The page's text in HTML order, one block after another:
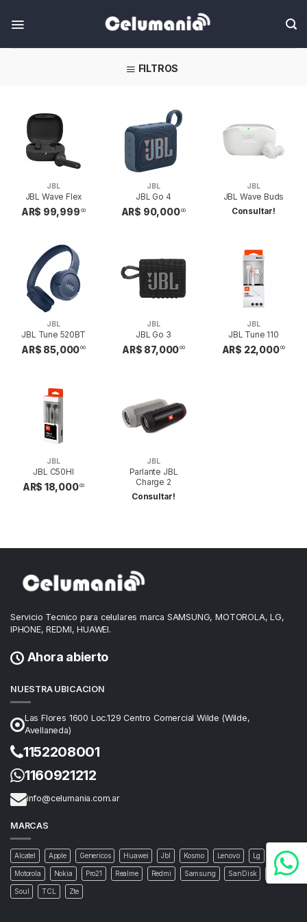
FILTROS
JBL
JBL Wave Flex
AR$ 99,999 00
JBL
JBL Go 4
AR$ 90,00000
JBL
JBL Wave Buds
Consultar!
JBL
JBL Tune 520BT
AR$ 85,00000
JBL
JBL Go 3
AR$ 87,00000
JBL
JBL Tune 110
AR$ 22,00000
JBL
JBL C50HI
AR$ 18,00000
JBL
Parlante JBL
Charge 2
Consultar!
Servicio Tecnico para celulares marca SAMSUNG, MOTOROLA, LG,
IPHONE, REDMI, HUAWEI.
Ahora abierto
NUESTRA UBICACION
Las Flores 1600 Loc.129 Centro Comercial Wilde (Wilde,
Avellaneda)
1152208001
1160921212
info@celumania.com.ar
MARCAS
Alcatel Apple Genericos Huawei Jbl Kosmo Lenovo Lg
Motorola Nokia Pro21 Realme Redmi Samsung SanDisk Sony
Soul TCL Zte